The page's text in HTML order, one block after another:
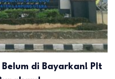
di Bayarkan! Plt